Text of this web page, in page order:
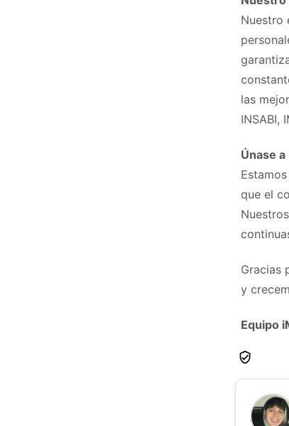
Nuestro
las
INSABI,
Únase
que el
Gracias
y
Equipo